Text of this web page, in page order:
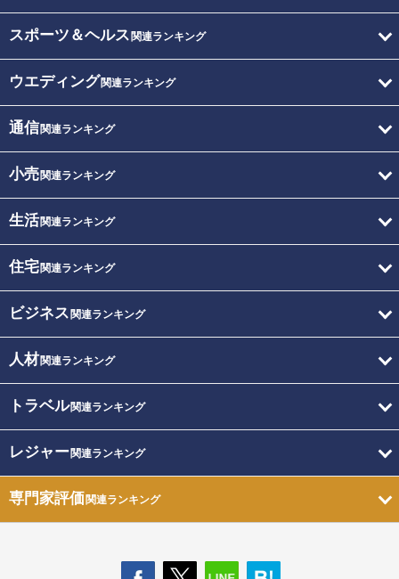
スポーツ＆ヘルス 関連ランキング
ウエディング関連ランキング
通信関連ランキング
小売関連ランキング
生活関連ランキング
住宅関連ランキング
ビジネス 関連ランキング
人材関連ランキング
トラベル関連ランキング
レジャー関連ランキング
専門家評価関連ランキング